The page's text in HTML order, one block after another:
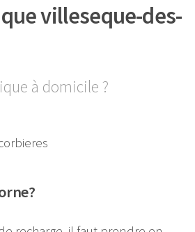
villeseque-des-
à domicile ?